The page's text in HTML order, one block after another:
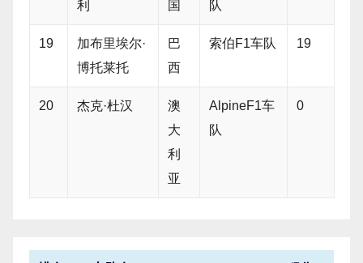
利
国
队
19
加布里埃尔·
博托莱托
巴
西
索伯F1车队 19
20 杰克·杜汉
澳
大
利
亚
AlpineF1车
队
0